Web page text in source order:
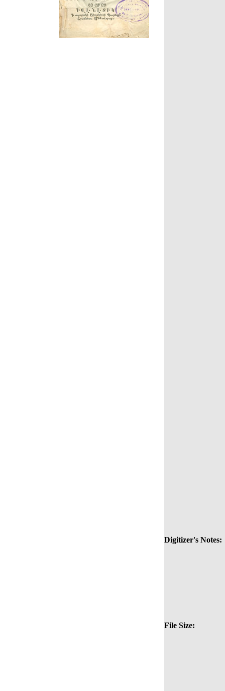
Digitizer's Notes:
File Size: